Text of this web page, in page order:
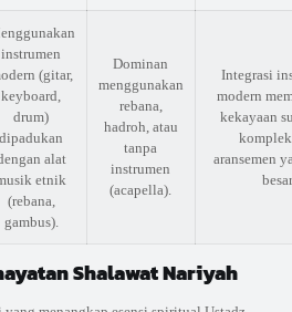
instrumen
(gitar,
keyboard,
drum)
dipadukan
alat
etnik
(rebana,
gambus).
Dominan
menggunakan
rebana,
hadroh, atau
tanpa
instrumen
(acapella).
Integrasi
modern
kekayaan
aransemen
Shalawat Nariyah